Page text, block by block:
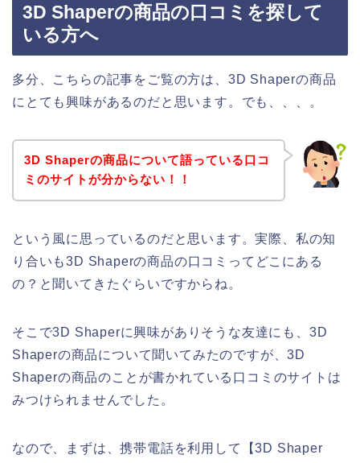
3D Shaperの商品の口コミを探して
いる方へ
多分、こちらの記事をご覧の方は、3D Shaperの商品
にとても興味があるのだと思います。でも、、、。
3D Shaperの商品について語っている口コ
ミのサイトが分からない！！
という風に思っているのだと思います。実際、私の知
り合いも3D Shaperの商品の口コミってどこにある
の？と聞いてきたぐらいですからね。
そこで3D Shaperに興味がありそうな友達にも、3D
Shaperの商品について聞いてみたのですが、3D
Shaperの商品のことが書かれている口コミのサイトは
みつけられませんでした。
なので、まずは、携帯電話を利用して【3D Shaper